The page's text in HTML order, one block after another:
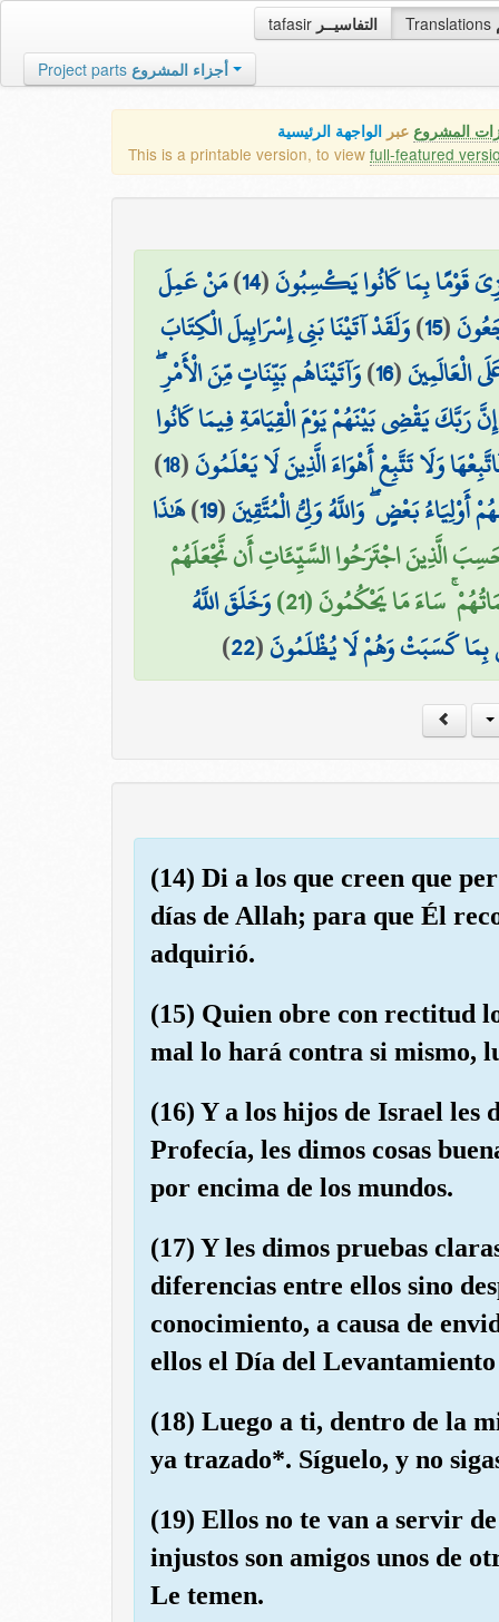
tafasir التفاسيــر Translations
Project parts أجزاء المشروع
المشروع عبر الواجهة الرئيسية
This is a printable version, to view full-featured
قَوْمًا بِمَا كَانُوا يَكْسِبُونَ(
14
)مَنْ عَمِلَ
(
15
)وَلَقَدْ آتَيْنَا بَنِي إِسْرَائِيلَ الْكِتَابَ
الْعَالَمِينَ(
16
)وَآتَيْنَاهُم بَيِّنَاتٍ مِّنَ الْأَمْرِ ۖ
رَبَّكَ يَقْضِي بَيْنَهُمْ يَوْمَ الْقِيَامَةِ فِيمَا كَانُوا
وَلَا تَتَّبِعْ أَهْوَاءَ الَّذِينَ لَا يَعْلَمُونَ(
18
)
أَوْلِيَاءُ بَعْضٍ ۖ وَاللَّهُ وَلِيُّ الْمُتَّقِينَ(
19
)هَٰذَا
الَّذِينَ اجْتَرَحُوا السَّيِّئَاتِ أَن نَّجْعَلَهُمْ
سَاءَ مَا يَحْكُمُونَ (21)
وَخَلَقَ اللَّهُ
كَسَبَتْ وَهُمْ لَا يُظْلَمُونَ(
22
)
(14) Di a los que creen que
días de Allah; para que Él
adquirió.
(15) Quien obre con rectitud
mal lo hará contra si mismo,
(16) Y a los hijos de Israel
Profecía, les dimos cosas
por encima de los mundos.
(17) Y les dimos pruebas
diferencias entre ellos sino
conocimiento, a causa de
ellos el Día del
(18) Luego a ti, dentro de la
ya trazado*. Síguelo, y no
(19) Ellos no te van a servir
injustos son amigos unos de
Le temen.